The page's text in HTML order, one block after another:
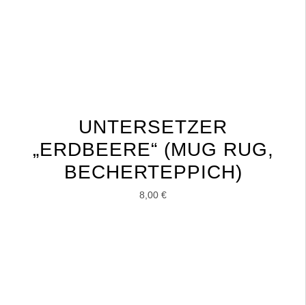
UNTERSETZER
„ERDBEERE“ (MUG RUG,
BECHERTEPPICH)
8,00 €